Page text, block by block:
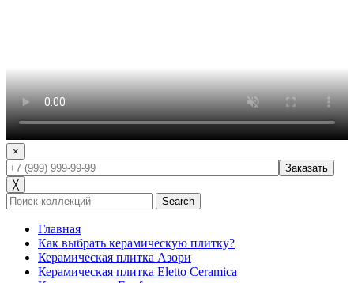
×
╳
Search
Главная
Как выбрать керамическую плитку?
Керамическая плитка Азори
Керамическая плитка Eletto Ceramica